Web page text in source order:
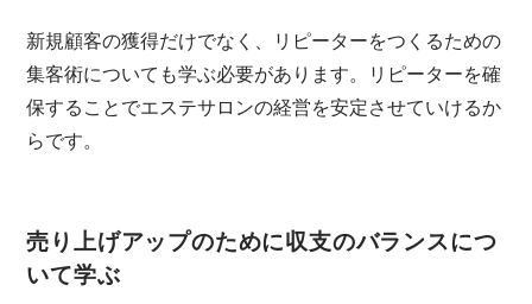
新規顧客の獲得だけでなく、リピーターをつくるための
集客術についても学ぶ必要があります。リピーターを確
保することでエステサロンの経営を安定させていけるか
らです。
売り上げアップのために収支のバランスにつ
いて学ぶ